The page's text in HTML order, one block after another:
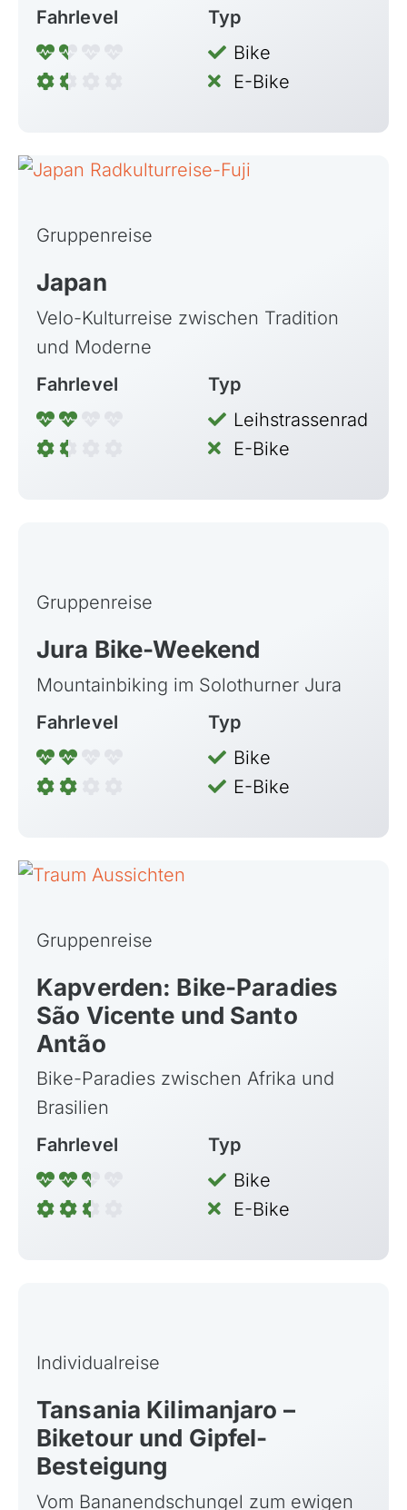
Fahrlevel
Typ
Bike
E-Bike
Gruppenreise
Japan
Velo-Kulturreise zwischen Tradition
und Moderne
Fahrlevel
Typ
Leihstrassenrad
E-Bike
Gruppenreise
Jura Bike-Weekend
Mountainbiking im Solothurner Jura
Fahrlevel
Typ
Bike
E-Bike
Gruppenreise
Kapverden: Bike-Paradies
São Vicente und Santo
Antão
Bike-Paradies zwischen Afrika und
Brasilien
Fahrlevel
Typ
Bike
E-Bike
Individualreise
Tansania Kilimanjaro –
Biketour und Gipfel-
Besteigung
Vom Bananendschungel zum ewigen